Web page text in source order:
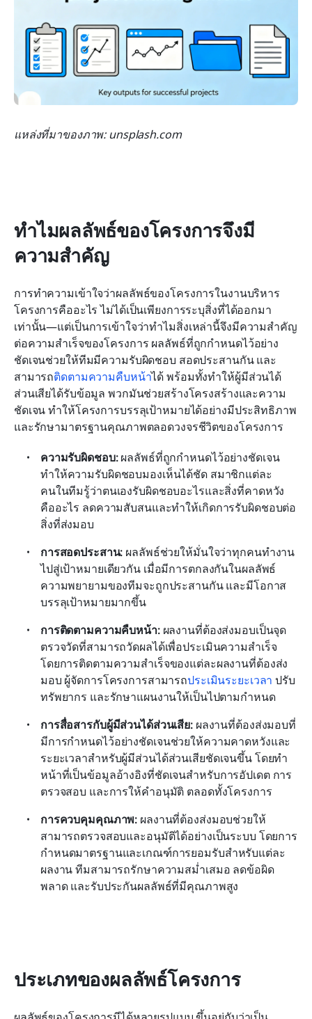
แหล่งที่มาของภาพ: unsplash.com
ทำไมผลลัพธ์ของโครงการจึงมี
ความสำคัญ
การทำความเข้าใจว่าผลลัพธ์ของโครงการในงานบริหาร
โครงการคืออะไร ไม่ได้เป็นเพียงการระบุสิ่งที่ได้ออกมา
เท่านั้น—แต่เป็นการเข้าใจว่าทำไมสิ่งเหล่านี้จึงมีความสำคัญ
ต่อความสำเร็จของโครงการ ผลลัพธ์ที่ถูกกำหนดไว้อย่าง
ชัดเจนช่วยให้ทีมมีความรับผิดชอบ สอดประสานกัน และ
สามารถติดตามความคืบหน้าได้ พร้อมทั้งทำให้ผู้มีส่วนได้
ส่วนเสียได้รับข้อมูล พวกมันช่วยสร้างโครงสร้างและความ
ชัดเจน ทำให้โครงการบรรลุเป้าหมายได้อย่างมีประสิทธิภาพ
และรักษามาตรฐานคุณภาพตลอดวงจรชีวิตของโครงการ
ความรับผิดชอบ: ผลลัพธ์ที่ถูกกำหนดไว้อย่างชัดเจน
ทำให้ความรับผิดชอบมองเห็นได้ชัด สมาชิกแต่ละ
คนในทีมรู้ว่าตนเองรับผิดชอบอะไรและสิ่งที่คาดหวัง
คืออะไร ลดความสับสนและทำให้เกิดการรับผิดชอบต่อ
สิ่งที่ส่งมอบ
การสอดประสาน: ผลลัพธ์ช่วยให้มั่นใจว่าทุกคนทำงาน
ไปสู่เป้าหมายเดียวกัน เมื่อมีการตกลงกันในผลลัพธ์
ความพยายามของทีมจะถูกประสานกัน และมีโอกาส
บรรลุเป้าหมายมากขึ้น
การติดตามความคืบหน้า: ผลงานที่ต้องส่งมอบเป็นจุด
ตรวจวัดที่สามารถวัดผลได้เพื่อประเมินความสำเร็จ
โดยการติดตามความสำเร็จของแต่ละผลงานที่ต้องส่ง
มอบ ผู้จัดการโครงการสามารถประเมินระยะเวลา ปรับ
ทรัพยากร และรักษาแผนงานให้เป็นไปตามกำหนด
การสื่อสารกับผู้มีส่วนได้ส่วนเสีย: ผลงานที่ต้องส่งมอบที่
มีการกำหนดไว้อย่างชัดเจนช่วยให้ความคาดหวังและ
ระยะเวลาสำหรับผู้มีส่วนได้ส่วนเสียชัดเจนขึ้น โดยทำ
หน้าที่เป็นข้อมูลอ้างอิงที่ชัดเจนสำหรับการอัปเดต การ
ตรวจสอบ และการให้คำอนุมัติ ตลอดทั้งโครงการ
การควบคุมคุณภาพ: ผลงานที่ต้องส่งมอบช่วยให้
สามารถตรวจสอบและอนุมัติได้อย่างเป็นระบบ โดยการ
กำหนดมาตรฐานและเกณฑ์การยอมรับสำหรับแต่ละ
ผลงาน ทีมสามารถรักษาความสม่ำเสมอ ลดข้อผิด
พลาด และรับประกันผลลัพธ์ที่มีคุณภาพสูง
ประเภทของผลลัพธ์โครงการ